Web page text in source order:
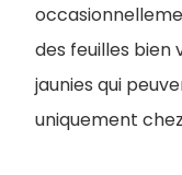
des feuilles bien
jaunies qui
uniquement